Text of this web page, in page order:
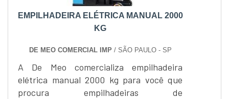
EMPILHADEIRA ELÉTRICA MANUAL 2000
KG
DE MEO COMERCIAL IMP/ SÃO PAULO - SP
A De Meo comercializa empilhadeira
elétrica manual 2000 kg para você que
procura empilhadeiras de